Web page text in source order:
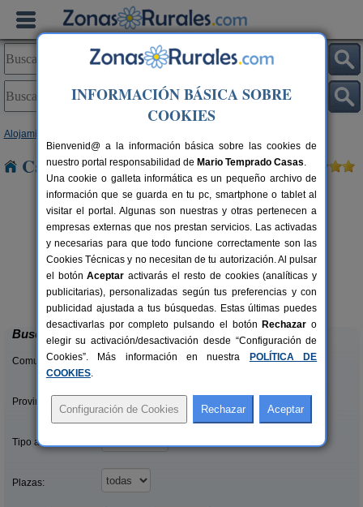
Alojamientos
Casas Rurales cerca de Saucedilla
2-18+4 pers.
desde25 €
Casa Rural Diez Cerezos
Jarandilla de La Vera (Cáceres)
Buscar
Comunidades:
Provincias/Islas:
Tipo alquiler:
Plazas:
INFORMACIÓN BÁSICA SOBRE
COOKIES
Bienvenid@ a la información básica sobre las cookies de
nuestro portal responsabilidad de Mario Temprado Casas.
Una cookie o galleta informática es un pequeño archivo de
información que se guarda en tu pc, smartphone o tablet al
visitar el portal. Algunas son nuestras y otras pertenecen a
empresas externas que nos prestan servicios. Las activadas
y necesarias para que todo funcione correctamente son las
Cookies Técnicas y no necesitan de tu autorización. Al pulsar
el botónAceptar activarás el resto de cookies (analíticas y
publicitarias), personalizadas según tus preferencias y con
publicidad ajustada a tus búsquedas. Estas últimas puedes
desactivarlas por completo pulsando el botón Rechazar o
elegir su activación/desactivación desde “Configuración de
Cookies”. Más información en nuestra
POLÍTICA DE
COOKIES.